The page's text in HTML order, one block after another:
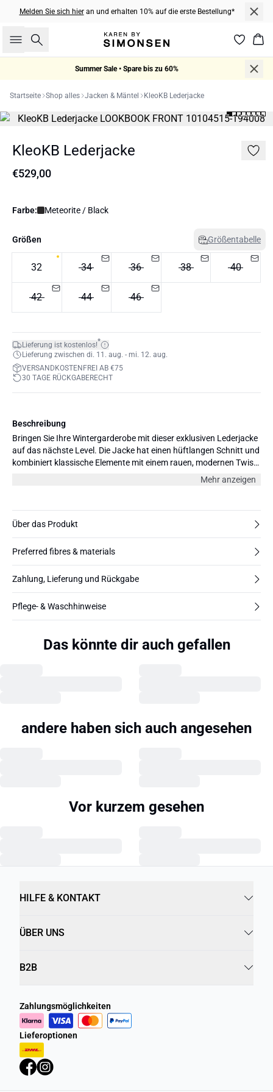
Melden Sie sich hieran und erhalten 10% auf die erste Bestellung*
Suche
Summer Sale • Spare bis zu 60%
Startseite Shop alles Jacken & Mäntel KleoKB Lederjacke
KleoKB Lederjacke
€529,00
Farbe: Meteorite / Black
Größen Größentabelle
32 34 36 38 40
42 44 46
Lieferung ist kostenlos!*
Lieferung zwischen di. 11. aug. - mi. 12. aug.
VERSANDKOSTENFREI AB €75
30 TAGE RÜCKGABERECHT
Beschreibung
Bringen Sie Ihre Wintergarderobe mit dieser exklusiven Lederjacke
auf das nächste Level. Die Jacke hat einen hüftlangen Schnitt und
kombiniert klassische Elemente mit einem rauen, modernen Twist
– das perfekte Statement-Piece. Ein zeitloser Klassiker, auf den Sie
Mehr anzeigen
Über das Produkt
Preferred fibres & materials
Zahlung, Lieferung und Rückgabe
Pflege- & Waschhinweise
Das könnte dir auch gefallen
andere haben sich auch angesehen
Vor kurzem gesehen
HILFE & KONTAKT
ÜBER UNS
B2B
Zahlungsmöglichkeiten
Lieferoptionen